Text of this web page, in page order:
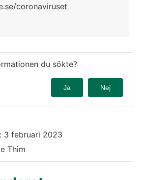
coronaviruset
du sökte?
Ja Nej
3 februari 2023
Thim